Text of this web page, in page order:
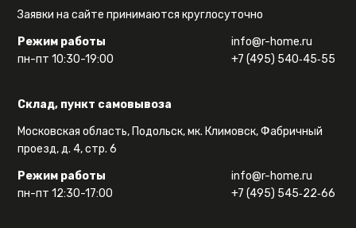
Заявки на сайте принимаются круглосуточно
Режим работы
пн-пт 10:30-19:00
info@r-home.ru
+7 (495) 540‑45‑55
Склад, пункт самовывоза
Московская область, Подольск, мк. Климовск, Фабричный
проезд, д. 4, стр. 6
Режим работы
пн-пт 12:30-17:00
info@r-home.ru
+7 (495) 545‑22‑66